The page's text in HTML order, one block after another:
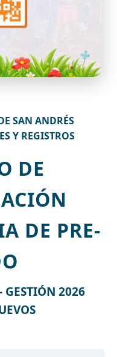
SAN ANDRÉS
Y REGISTROS
DE
DE PRE-
GESTIÓN 2026